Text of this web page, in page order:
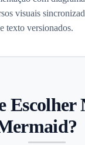
visuais
texto versionados.
Escolher